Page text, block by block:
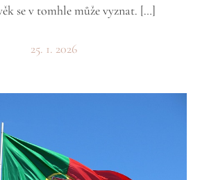
se v tomhle může vyznat. […]
25. 1. 2026